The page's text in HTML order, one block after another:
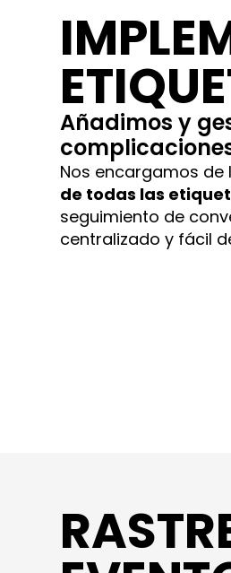
Añadimos y
Nos encargamos de
de todas las
seguimiento de
centralizado y fácil